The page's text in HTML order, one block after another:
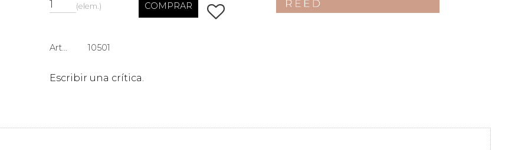
elem. COMPRAR Añadir a favoritos
Artículo n.º 10501
Escribir una crítica.